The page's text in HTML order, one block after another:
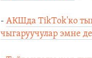
-АКШда TikTоk'ко
чыгаруучулар эмне